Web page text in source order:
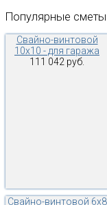
Популярные сметы
Свайно-винтовой
10х10 - для гаража
111 042 руб.
Свайно-винтовой 6х8